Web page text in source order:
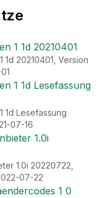
1 1d 20210401
20210401, Version
1 1d Lesefassung
1d Lesefassung
07-16
1.0i
1.0i 20220722,
07-22
1 0